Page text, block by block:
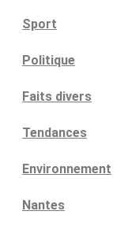
Sport
Politique
Faits divers
Tendances
Environnement
Nantes